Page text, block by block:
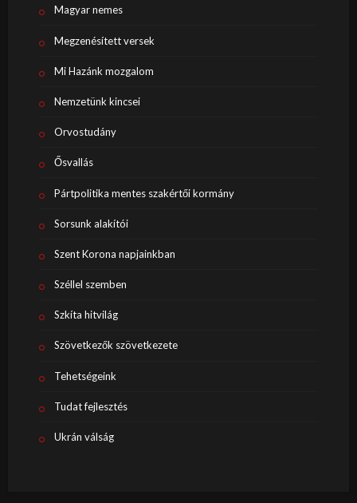
Magyar nemes
Megzenésített versek
Mi Hazánk mozgalom
Nemzetünk kincsei
Orvostudány
Ősvallás
Pártpolitika mentes szakértői kormány
Sorsunk alakítói
Szent Korona napjainkban
Széllel szemben
Szkíta hitvilág
Szövetkezők szövetkezete
Tehetségeink
Tudat fejlesztés
Ukrán válság